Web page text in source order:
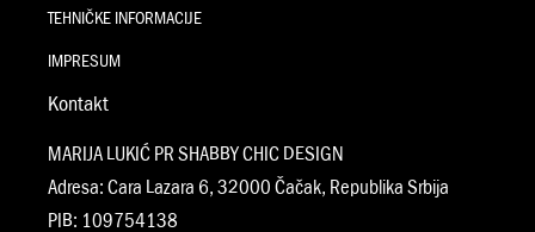
TEHNIČKE INFORMACIJE
IMPRESUM
Kontakt
MARIJA LUKIĆ PR SHABBY CHIC DESIGN
Adresa: Cara Lazara 6, 32000 Čačak, Republika Srbija
PIB: 109754138